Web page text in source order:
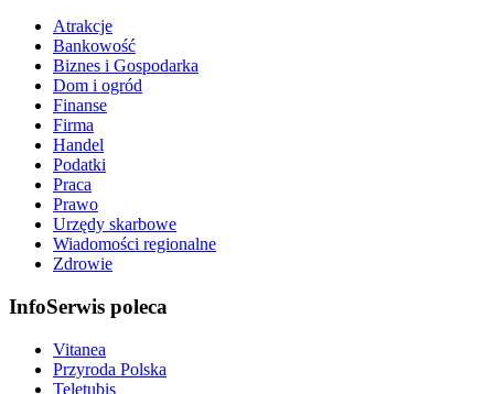
Atrakcje
Bankowość
Biznes i Gospodarka
Dom i ogród
Finanse
Firma
Handel
Podatki
Praca
Prawo
Urzędy skarbowe
Wiadomości regionalne
Zdrowie
InfoSerwis poleca
Vitanea
Przyroda Polska
Teletubis